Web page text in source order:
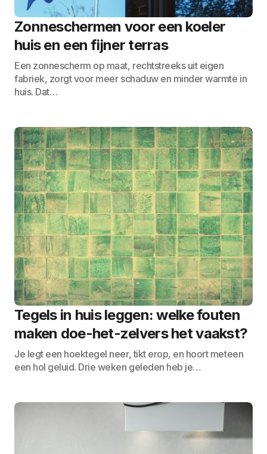
Zonneschermen voor een koeler
huis en een fijner terras
Een zonnescherm op maat, rechtstreeks uit eigen
fabriek, zorgt voor meer schaduw en minder warmte in
huis. Dat…
Tegels in huis leggen: welke fouten
maken doe-het-zelvers het vaakst?
Je legt een hoektegel neer, tikt erop, en hoort meteen
een hol geluid. Drie weken geleden heb je…